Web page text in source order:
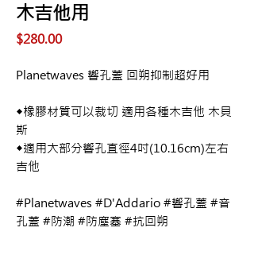
木吉他用
$280.00價
Planetwaves 響孔蓋 回朔抑制超好用
◆橡膠材質可以裁切 適用各種木吉他 木貝
斯
◆適用大部分響孔直徑4吋(10.16cm)左右
吉他
#Planetwaves #D'Addario #響孔蓋 #音
孔蓋 #防潮 #防塵塞 #抗回朔